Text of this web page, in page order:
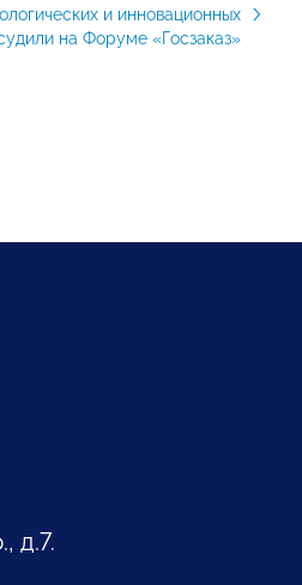
и инновационных
на Форуме «Госзаказ»
д.7.